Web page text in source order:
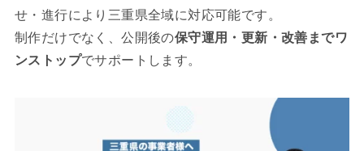
せ・進行により三重県全域に対応可能です。
制作だけでなく、公開後の保守運用・更新・改善までワ
ンストップでサポートします。